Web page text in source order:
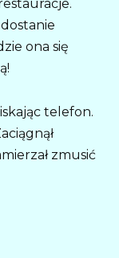
ona się
telefon.
zmusić